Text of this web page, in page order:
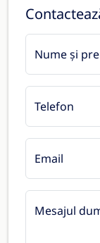
Nume și
Telefon
Email
Mesajul